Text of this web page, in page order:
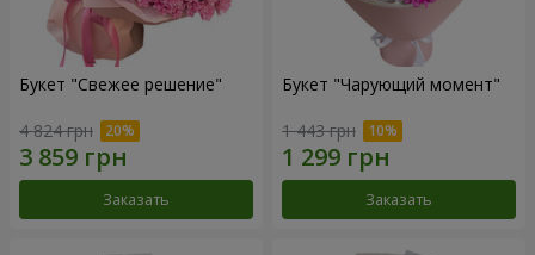
Букет "Свежее решение"
4 824 грн
Заказать
Букет "Чарующий момент"
1 443 грн
Заказать